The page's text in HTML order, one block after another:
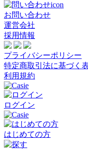
お問い合わせ
運営会社
採用情報
プライバシーポリシー
特定商取引法に基づく
利用規約
ログイン
はじめての方